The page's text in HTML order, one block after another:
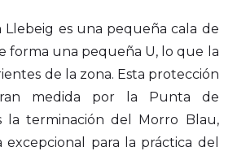
Llebeig es una pequeña cala de
forma una pequeña U, lo que la
de la zona. Esta protección
medida por la Punta de
la terminación del Morro Blau,
para la práctica del